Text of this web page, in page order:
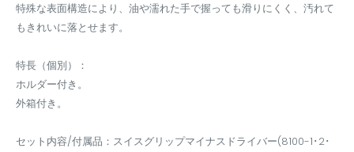
特殊な表面構造により、油や濡れた手で握っても滑りにくく、汚れて
もきれいに落とせます。
特長（個別）：
ホルダー付き。
外箱付き。
セット内容/付属品：スイスグリップマイナスドライバー(8100-1･2･